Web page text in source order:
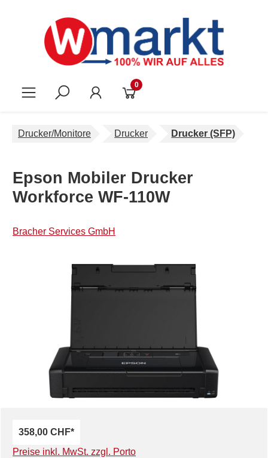
0
Drucker/Monitore Drucker Drucker (SFP)
Epson Mobiler Drucker
Workforce WF-110W
Bracher Services GmbH
Bildergalerie überspringen
358,00 CHF*
Preise inkl. MwSt. zzgl. Porto